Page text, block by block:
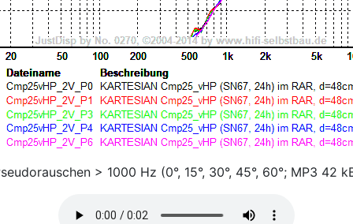
> 1000 Hz (0°, 15°, 30°, 45°, 60°; MP3 42